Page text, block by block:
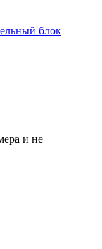
блок
и не